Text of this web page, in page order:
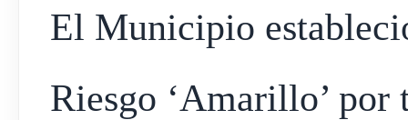
El Municipio
Riesgo ‘Amarillo’ por